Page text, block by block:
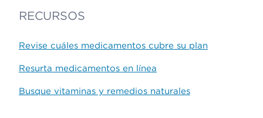
RECURSOS
Revise cuáles medicamentos cubre su plan
Resurta medicamentos en línea
Busque vitaminas y remedios naturales